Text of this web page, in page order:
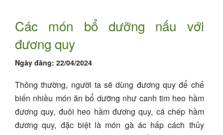
Các món bổ dưỡng nấu với
đương quy
Ngày đăng: 22/04/2024
Thông thường, người ta sẽ dùng đương quy để chế
biến nhiều món ăn bổ dưỡng như canh tim heo hầm
đương quy, đuôi heo hầm đương quy, cá chép hầm
đương quy, đặc biệt là món gà ác hấp cách thủy